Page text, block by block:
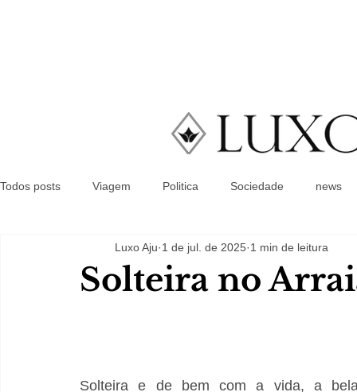
Todos posts Viagem Politica Sociedade news
Solteira no
Luxo Aju 1 de jul. de 2025 1 min de leitura